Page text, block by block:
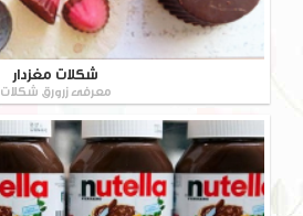
شکلات مغزدار
معرفی زرورق شکلات